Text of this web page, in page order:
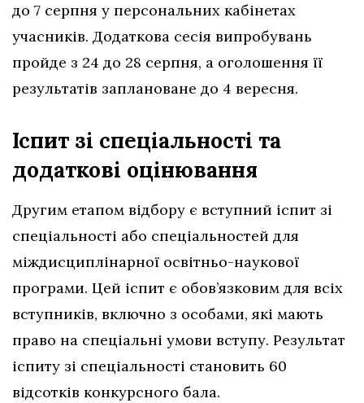
до 7 серпня у персональних кабінетах
учасників. Додаткова сесія випробувань
пройде з 24 до 28 серпня, а оголошення її
результатів заплановане до 4 вересня.
Іспит зі спеціальності та
додаткові оцінювання
Другим етапом відбору є вступний іспит зі
спеціальності або спеціальностей для
міждисциплінарної освітньо-наукової
програми. Цей іспит є обов’язковим для всіх
вступників, включно з особами, які мають
право на спеціальні умови вступу. Результат
іспиту зі спеціальності становить 60
відсотків конкурсного бала.